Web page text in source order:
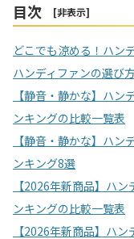
目次 [非表示]
どこでも涼める！ハン
ハンディファンの選び
【静音・静かな】ハ
ンキングの比較一覧表
【静音・静かな】ハ
ンキング8選
【2026年新商品】ハ
ンキングの比較一覧表
【2026年新商品】ハ